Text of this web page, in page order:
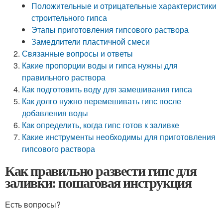
Положительные и отрицательные характеристики
строительного гипса
Этапы приготовления гипсового раствора
Замедлители пластичной смеси
Связанные вопросы и ответы
Какие пропорции воды и гипса нужны для
правильного раствора
Как подготовить воду для замешивания гипса
Как долго нужно перемешивать гипс после
добавления воды
Как определить, когда гипс готов к заливке
Какие инструменты необходимы для приготовления
гипсового раствора
Как правильно развести гипс для
заливки: пошаговая инструкция
Есть вопросы?